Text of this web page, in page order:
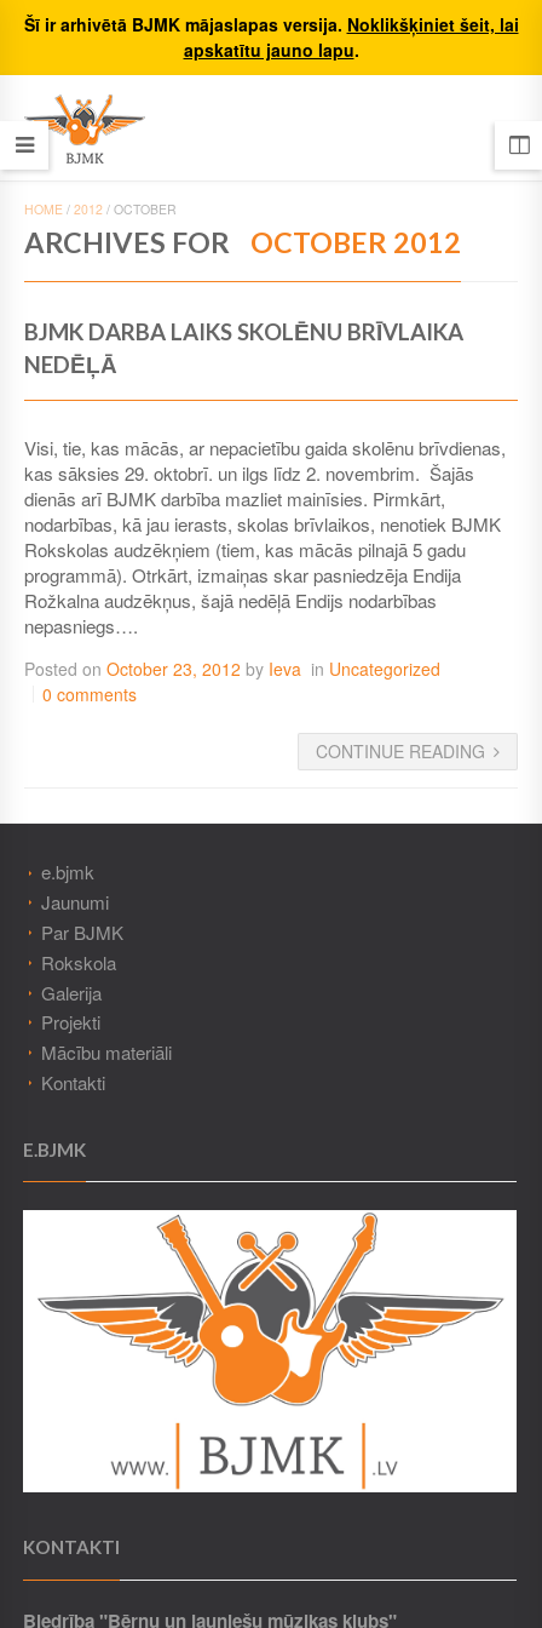
Šī ir arhivētā BJMK mājaslapas versija. Noklikšķiniet šeit, lai
apskatītu jauno lapu.
HOME / 2012 / OCTOBER
ARCHIVES FOR OCTOBER 2012
BJMK DARBA LAIKS SKOLĒNU BRĪVLAIKA
NEDĒĻĀ
Visi, tie, kas mācās, ar nepacietību gaida skolēnu brīvdienas,
kas sāksies 29. oktobrī. un ilgs līdz 2. novembrim. Šajās
dienās arī BJMK darbība mazliet mainīsies. Pirmkārt,
nodarbības, kā jau ierasts, skolas brīvlaikos, nenotiek BJMK
Rokskolas audzēkņiem (tiem, kas mācās pilnajā 5 gadu
programmā). Otrkārt, izmaiņas skar pasniedzēja Endija
Rožkalna audzēkņus, šajā nedēļā Endijs nodarbības
nepasniegs….
Posted on October 23, 2012 by Ieva in Uncategorized
0 comments
CONTINUE READING
e.bjmk
Jaunumi
Par BJMK
Rokskola
Galerija
Projekti
Mācību materiāli
Kontakti
E.BJMK
KONTAKTI
Biedrība "Bērnu un jauniešu mūzikas klubs"